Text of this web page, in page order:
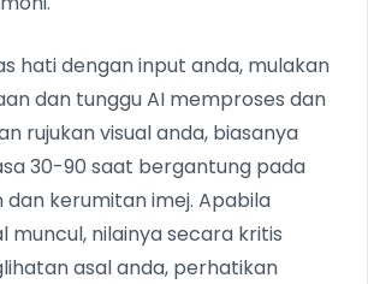
hati dengan input anda, mulakan
dan tunggu AI memproses dan
rujukan visual anda, biasanya
30-90 saat bergantung pada
kerumitan imej. Apabila
muncul, nilainya secara kritis
asal anda, perhatikan